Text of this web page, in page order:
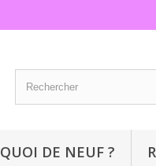
QUOI DE NEUF ?